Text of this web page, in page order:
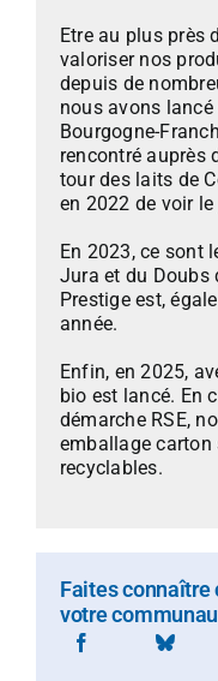
Etre au plus près
valoriser nos
depuis de
nous avons
Bourgogne-
rencontré auprès
tour des laits de
en 2022 de voir le
En 2023, ce sont
Jura et du Doubs
Prestige est,
année.
Enfin, en 2025,
bio est lancé. En
démarche RSE,
emballage carton
recyclables.
Faites connaître
votre